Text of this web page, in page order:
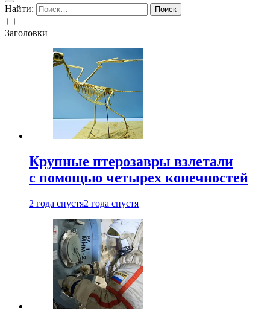
Найти:
Заголовки
Крупные птерозавры взлетали
с помощью четырех конечностей
2 года спустя2 года спустя